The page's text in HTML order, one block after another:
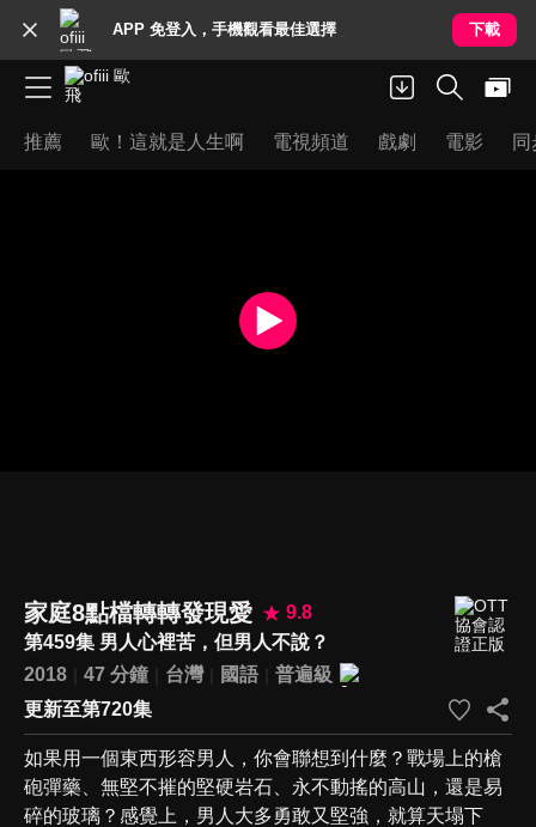
APP 免登入，手機觀看最佳選擇 下載
推薦 歐！這就是人生啊 電視頻道 戲劇 電影
家庭8點檔轉轉發現愛
9.8
第459集 男人心裡苦，但男人不說？
2018
47 分鐘 台灣 國語
普遍級
更新至第720集
如果用一個東西形容男人，你會聯想到什麼？戰場上的槍
砲彈藥、無堅不摧的堅硬岩石、永不動搖的高山，還是易
碎的玻璃？感覺上，男人大多勇敢又堅強，就算天塌下